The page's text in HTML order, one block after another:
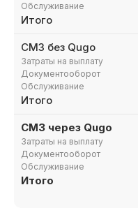
Обслуживание
Итого
СМЗ без Qugo
Затраты на выплату
Документооборот
Обслуживание
Итого
СМЗ через Qugo
Затраты на выплату
Документооборот
Обслуживание
ИтогоРассчитать